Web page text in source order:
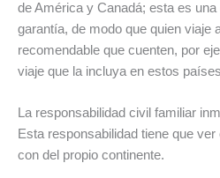
de América y Canadá; esta es
garantía, de modo que quien viaje
recomendable que cuenten, por
viaje que la incluya en estos
La responsabilidad civil familiar
Esta responsabilidad tiene que
con del propio continente.